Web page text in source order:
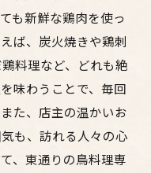
も新鮮な鶏肉を使っ
ば、炭火焼きや鶏刺
料理など、どれも絶
味わうことで、毎回
た、店主の温かいお
も、訪れる人々の心
、東通りの鳥料理専